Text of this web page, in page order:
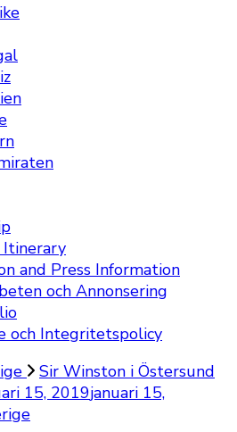
Itinerary
and Press Information
och Annonsering
och Integritetspolicy
Sir Winston i Östersund
15, 2019januari 15,